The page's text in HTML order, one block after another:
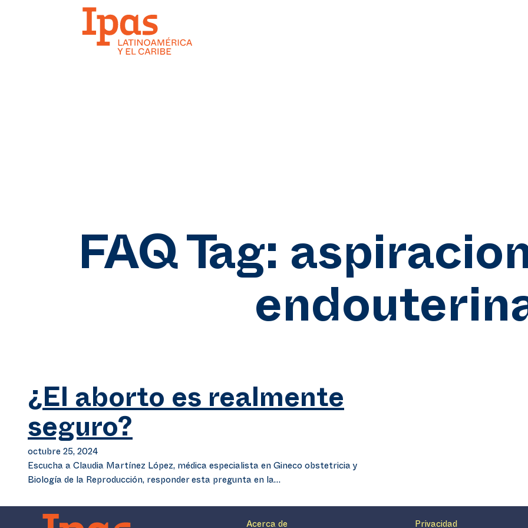
FAQ Tag:
¿El aborto es realmente
seguro?
octubre 25, 2024
Escucha a Claudia Martínez López, médica especialista en Gineco obstetricia y
Biología de la Reproducción, responder esta pregunta en la…
Acerca de Privacidad